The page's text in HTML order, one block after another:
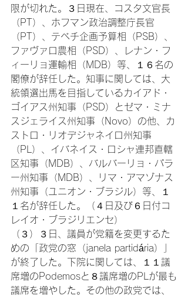
限が切れた。３日現在、コスタ文官長
（PT）、ホフマン政治調整庁長官
（PT）、テベチ企画予算相（PSB）、
ファヴァロ農相（PSD）、レナン・フ
ィーリョ運輸相（MDB）等、１６名の
閣僚が辞任した。知事に関しては、大
統領選出馬を目指しているカイアド・
ゴイアス州知事（PSD）とゼマ・ミナ
スジェライス州知事（Novo）の他、カ
ストロ・リオデジャネイロ州知事
（PL）、イバネイス・ロシャ連邦直轄
区知事（MDB）、バルバーリョ・パラ
ー州知事（MDB）、リマ・アマゾナス
州知事（ユニオン・ブラジル）等、１
１名が辞任した。（４日及び６日付コ
レイオ・ブラジリエンセ）
（３）３日、議員が党籍を変更するた
めの「政党の窓（janela partidária）」
が終了した。下院に関しては、１１議
席増のPodemosと８議席増のPLが最も
議席を増やした。その他の政党では、